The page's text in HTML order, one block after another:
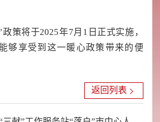
策将于2025年7月1日正式实施，
够享受到这一暖心政策带来的便
返回列表